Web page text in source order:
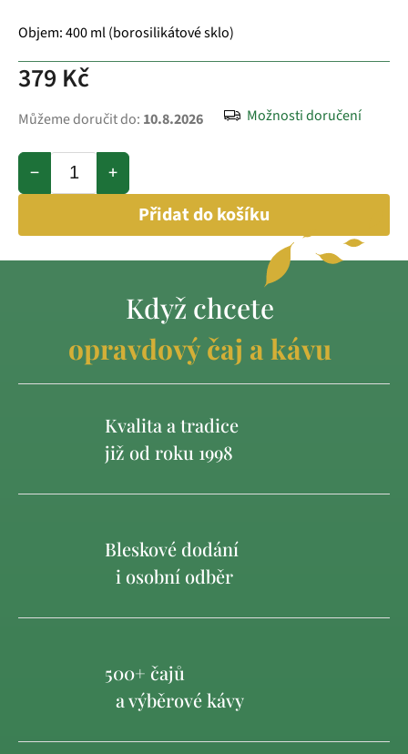
379 Kč
Můžeme doručit do: 10.8.2026 Možnosti doručení
+
−
Přidat do košíku
Objem: 400 ml (borosilikátové sklo)
Když chcete
opravdový čaj a kávu
Kvalita a tradice
již od roku 1998
Bleskové dodání
i osobní odběr
500+ čajů
a výběrové kávy